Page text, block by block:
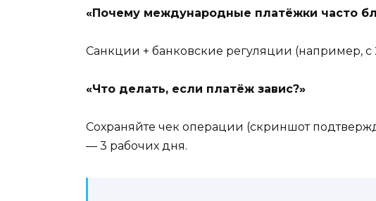
«Почему международные платёжки часто
Санкции + банковские регуляции (например,
«Что делать, если платёж завис?»
Сохраняйте чек операции (скриншот
— 3 рабочих дня.